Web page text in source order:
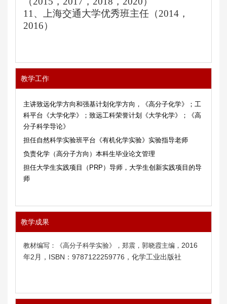
11 、上海交通大学优秀班主任（2014，
2016）
教学工作
主讲致远化学方向和强基计划化学方向，《高分子化学》；工
科平台《大学化学》；致远工科荣誉计划《大学化学》；《高
分子科学导论》
担任自然科学实验班平台《有机化学实验》实验指导老师
负责化学（高分子方向）本科生毕业论文管理
担任大学生实践项目（ PRP ）导师，大学生创新实践项目的导
师
教学成果
教材编写：《高分子科学实验》，郑震，郭晓霞主编， 2016
年2 月， ISBN ： 9787122259776 ，化学工业出版社